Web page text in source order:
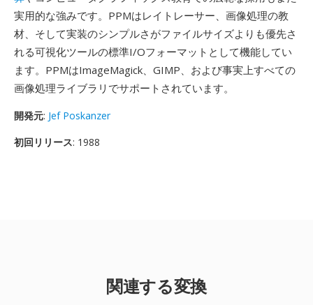
実用的な強みです。PPMはレイトレーサー、画像処理の教
材、そして実装のシンプルさがファイルサイズよりも優先さ
れる可視化ツールの標準I/Oフォーマットとして機能してい
ます。PPMはImageMagick、GIMP、および事実上すべての
画像処理ライブラリでサポートされています。
開発元: Jef Poskanzer
初回リリース: 1988
関連する変換